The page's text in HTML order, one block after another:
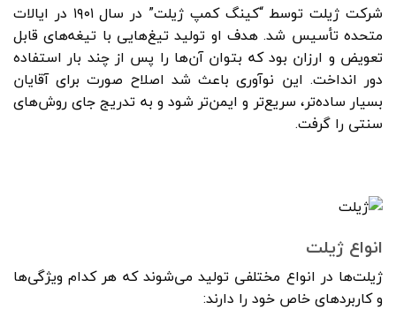
شرکت ژیلت توسط “کینگ کمپ ژیلت” در سال ۱۹۰۱ در ایالات
متحده تأسیس شد. هدف او تولید تیغ‌هایی با تیغه‌های قابل
تعویض و ارزان بود که بتوان آن‌ها را پس از چند بار استفاده
دور انداخت. این نوآوری باعث شد اصلاح صورت برای آقایان
بسیار ساده‌تر، سریع‌تر و ایمن‌تر شود و به تدریج جای روش‌های
سنتی را گرفت.
انواع ژیلت
ژیلت‌ها در انواع مختلفی تولید می‌شوند که هر کدام ویژگی‌ها
و کاربردهای خاص خود را دارند: